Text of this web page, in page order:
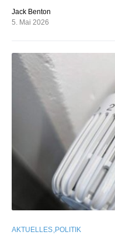
Jack Benton
5. Mai 2026
AKTUELLES POLITIK